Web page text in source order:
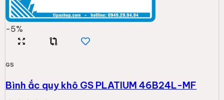
-5%
GS
Bình ắc quy khô GS PLATIUM 46B24L-MF